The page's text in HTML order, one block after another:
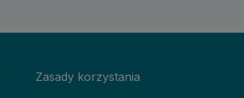
Zasady korzystania